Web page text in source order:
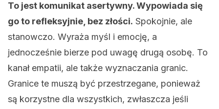
To jest komunikat asertywny. Wypowiada się
go to refleksyjnie, bez złości. Spokojnie, ale
stanowczo. Wyraża myśl i emocję, a
jednocześnie bierze pod uwagę drugą osobę. To
kanał empatii, ale także wyznaczania granic.
Granice te muszą być przestrzegane, ponieważ
są korzystne dla wszystkich, zwłaszcza jeśli